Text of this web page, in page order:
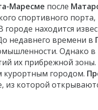
Маресме после
спортивного порта,
находится
недавнего времени в
Однако в
их прибрежной
курортным городом.
из которой